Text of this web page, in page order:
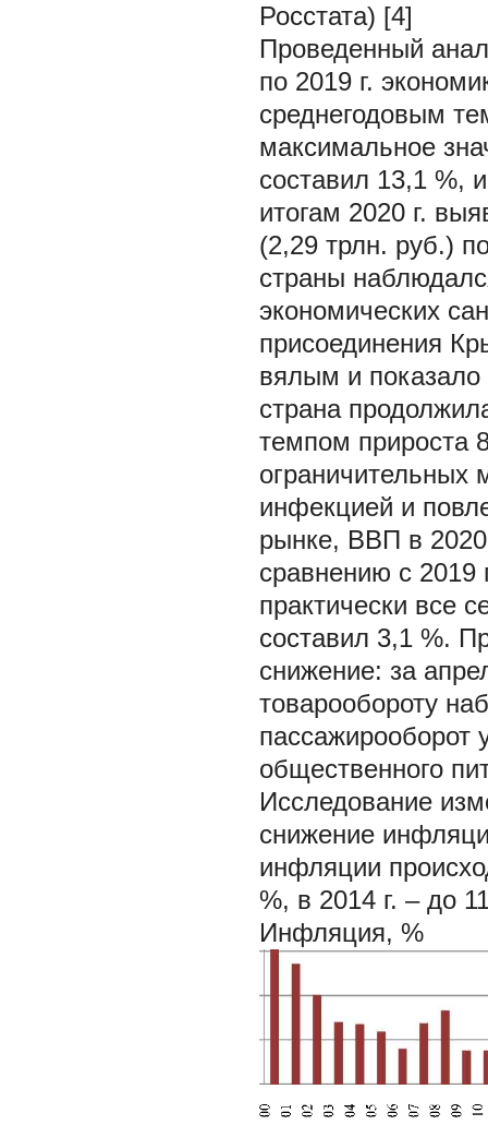
Росстата) [4]
Проведенный
по 2019 г.
среднегодовым
максимальное
составил 13,1 %,
итогам 2020 г.
(2,29 трлн. руб.)
страны
экономических
присоединения
вялым и показало
страна
темпом прироста
ограничительных
инфекцией и
рынке, ВВП в 2020
сравнению с 2019
практически все
составил 3,1 %.
снижение: за
товарообороту
общественного
Исследование
снижение
инфляции
%, в 2014 г. – до
Инфляция, %